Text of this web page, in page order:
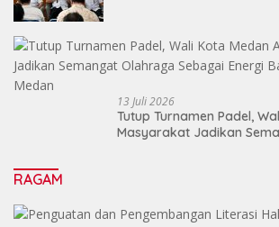
13 Juli 2026
Tutup Turnamen Padel,
Masyarakat Jadikan
RAGAM